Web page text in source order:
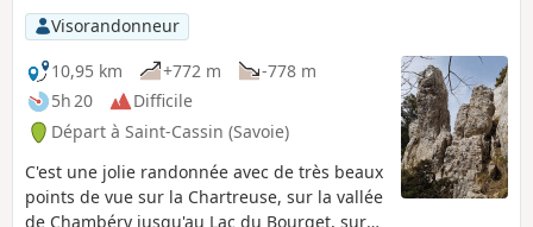
Visorandonneur
10,95 km
+772 m
-778 m
5h 20
Difficile
Départ à Saint-Cassin (Savoie)
C'est une jolie randonnée avec de très beaux
points de vue sur la Chartreuse, sur la vallée
de Chambéry jusqu'au Lac du Bourget, sur